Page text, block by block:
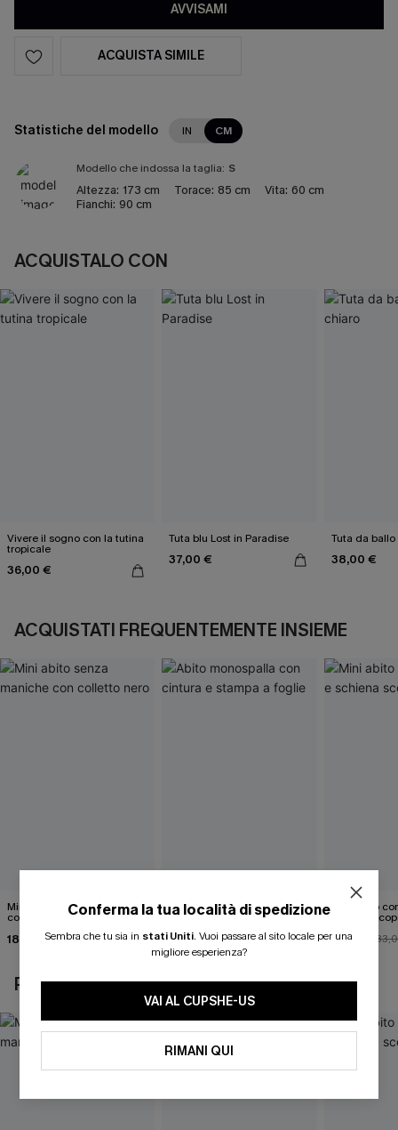
AVVISAMI
ACQUISTA SIMILE
Statistiche del modello IN CM
Modello che indossa la taglia: S
Altezza: 173 cm Torace: 85 cm Vita: 60 cm
Fianchi: 90 cm
ACQUISTALO CON
Vivere il sogno con la tutina
tropicale
36,00 €
Tuta blu Lost in Paradise
37,00 €
Tuta da
38,00 €
ACQUISTATI FREQUENTEMENTE INSIEME
Mini abito senza maniche
con colletto nero
18,90 €
Abito monospalla con
cintura e stampa a foglie
26,90 €
Mini abito
schiena
26,00 €
POTREBBE INTERESSARTI ANCHE
Conferma la tua località di spedizione
Sembra che tu sia in stati Uniti. Vuoi passare al sito locale per una
migliore esperienza?
VAI AL CUPSHE-US
RIMANI QUI